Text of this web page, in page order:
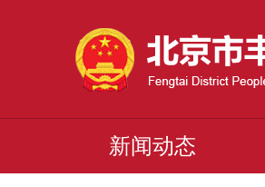
新闻动态